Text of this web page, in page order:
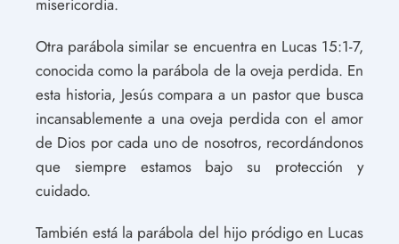
Otra parábola similar se encuentra en Lucas 15:1-7,
conocida como la parábola de la oveja perdida. En
esta historia, Jesús compara a un pastor que busca
incansablemente a una oveja perdida con el amor
de Dios por cada uno de nosotros, recordándonos
que siempre estamos bajo su protección y
cuidado.
También está la parábola del hijo pródigo en Lucas